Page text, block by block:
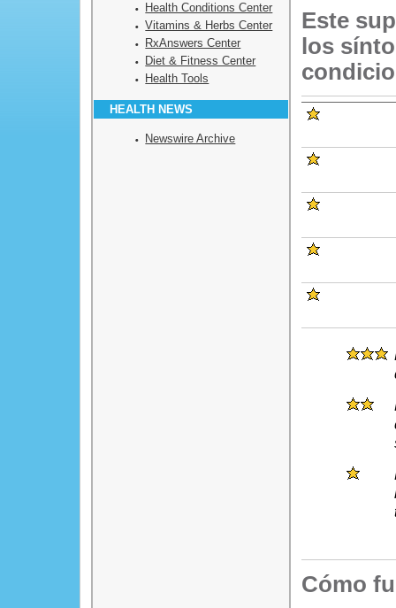
Health Conditions Center
Vitamins & Herbs Center
RxAnswers Center
Diet & Fitness Center
Health Tools
HEALTH NEWS
Newswire Archive
Este
los
Cómo